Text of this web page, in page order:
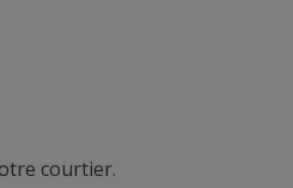
courtier.